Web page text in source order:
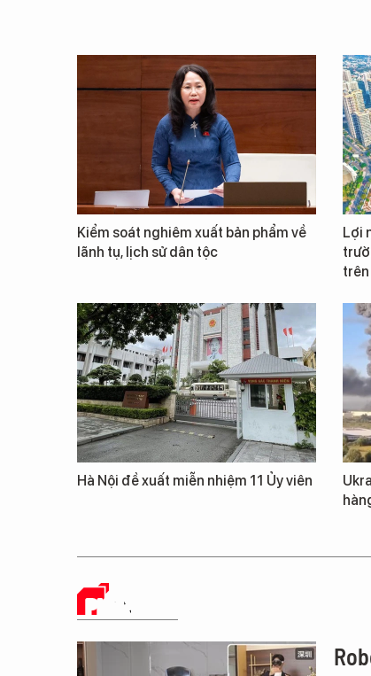
Kiểm soát nghiêm xuất bản phẩm về
lãnh tụ, lịch sử dân tộc
Lợi
trên
Hà Nội đề xuất miễn nhiệm 11 Ủy viên
PHÂN TÍCH